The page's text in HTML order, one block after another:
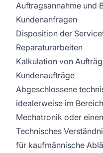
Auftragsannahme und
Kundenanfragen
Disposition der
Reparaturarbeiten
Kalkulation von
Kundenaufträge
Abgeschlossene
idealerweise im
Mechatronik oder
Technisches
für kaufmännische